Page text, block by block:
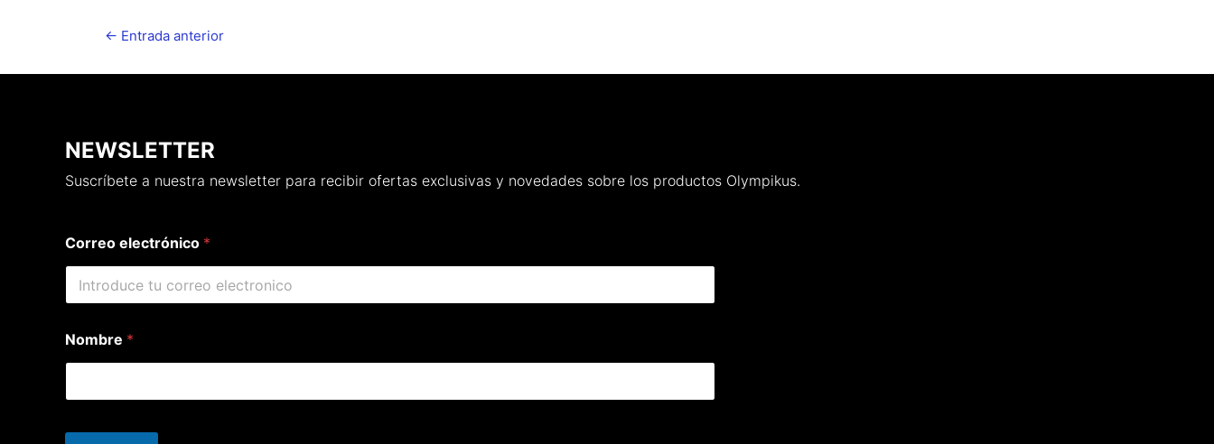
← Entrada anterior
NEWSLETTER
Suscríbete a nuestra newsletter para recibir ofertas exclusivas y novedades sobre los productos Olympikus.
Correo electrónico *
Nombre *